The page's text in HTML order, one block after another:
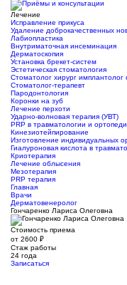
Лечение
Исправление прикуса
Удаление доброкачественных
Лабиопластика
Внутриматочная инсеминация
Дерматоскопия
Установка брекет-систем
Эстетическая стоматология
Стоматолог хирург имплантолог
Стоматолог-терапевт
Пародонтология
Коронки на зуб
Лечение перхоти
Ударно-волновая терапия (УВТ)
PRP в травматологии и
Кинезиотейпирование
Изготовление индивидуальных
Гиалуроновая кислота в
Криотерапия
Лечение облысения
Мезотерапия
PRP терапия
Главная
Врачи
Дерматовенеролог
Гончаренко Лариса Олеговна
Стоимость приема
от 2600 ₽
Стаж работы
24 года
Записаться